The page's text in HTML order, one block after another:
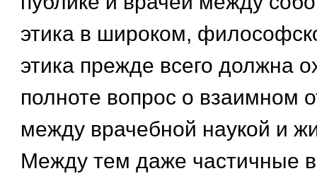
этика в широком,
этика прежде всего должна
полноте вопрос о взаимном
между врачебной наукой и
Между тем даже частичные